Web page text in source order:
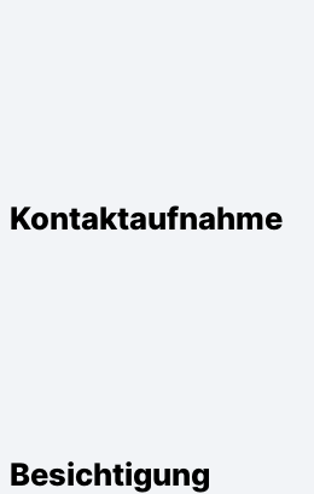
Kontaktaufnahme
Besichtigung